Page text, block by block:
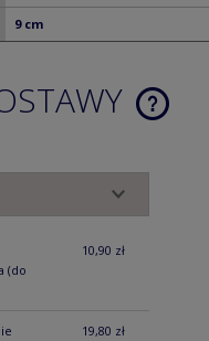
9 cm
(do
10,90 zł
19,80 zł